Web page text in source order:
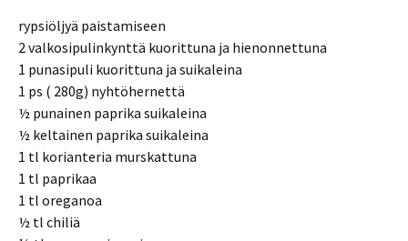
rypsiöljyä paistamiseen
2 valkosipulinkynttä kuorittuna ja hienonnettuna
1 punasipuli kuorittuna ja suikaleina
1 ps ( 280g) nyhtöhernettä
½ punainen paprika suikaleina
½ keltainen paprika suikaleina
1 tl korianteria murskattuna
1 tl paprikaa
1 tl oreganoa
½ tl chiliä